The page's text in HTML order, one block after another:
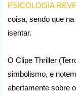
PSICOLOGIA
coisa, sendo que
isentar.
O Clipe Thriller
simbolismo, e
abertamente sobre